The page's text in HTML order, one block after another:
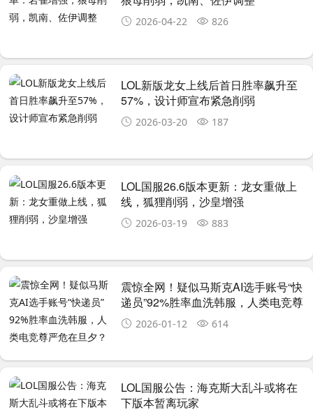
2026-04-22 826
LOL新版龙女上线后首日胜率飙升至
57%，设计师宣布紧急削弱
2026-03-20 187
LOL国服26.6版本更新：龙女重做上
线，狐狸削弱，沙皇增强
2026-03-19 883
震惊全网！疑似马斯克AI选手账号“快
递员”92%胜率血洗韩服，人类电竞尊
严危在旦夕？
2026-01-12 614
LOL国服公告：海克斯大乱斗或将在
下版本暂离玩家